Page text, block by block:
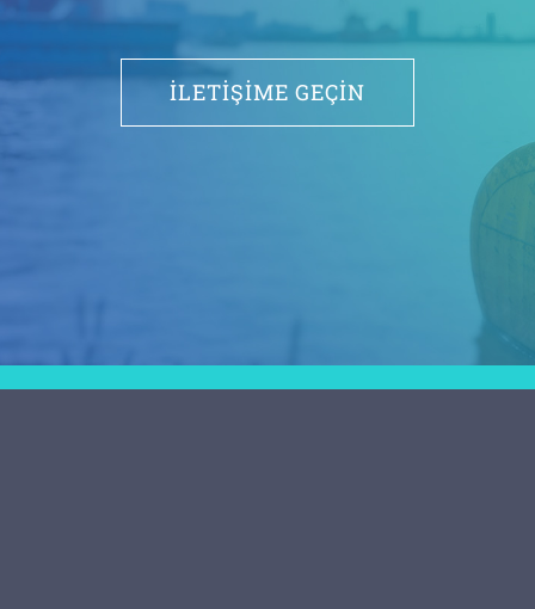
İLETİŞİME GEÇİN